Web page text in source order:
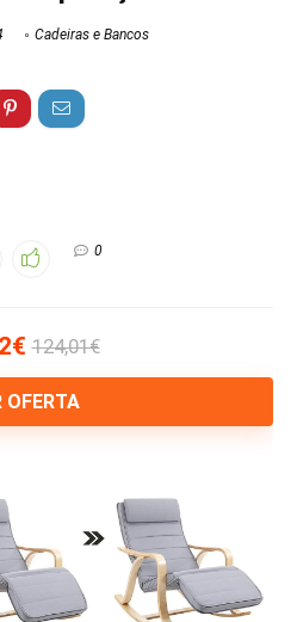
Cadeiras e Bancos
0
124,01€
OFERTA